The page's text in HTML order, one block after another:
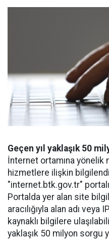
Geçen yıl yaklaşık 50
İnternet ortamına
hizmetlere ilişkin
"internet.btk.gov.tr" portalı
Portalda yer alan site
aracılığıyla alan adı
kaynaklı bilgilere
yaklaşık 50 milyon sorgu